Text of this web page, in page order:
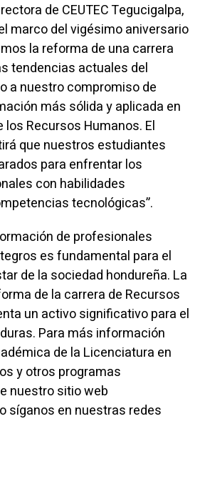
de CEUTEC Tegucigalpa,
marco del vigésimo aniversario
la reforma de una carrera
tendencias actuales del
a nuestro compromiso de
más sólida y aplicada en
los Recursos Humanos. El
que nuestros estudiantes
para enfrentar los
con habilidades
tecnológicas”.
de profesionales
es fundamental para el
de la sociedad hondureña. La
de la carrera de Recursos
un activo significativo para el
Para más información
de la Licenciatura en
y otros programas
nuestro sitio web
síganos en nuestras redes